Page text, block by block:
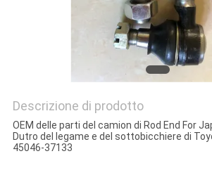
Descrizione di prodotto
OEM delle parti del camion di Rod End For
Dutro del legame e del sottobicchiere di
45046-37133